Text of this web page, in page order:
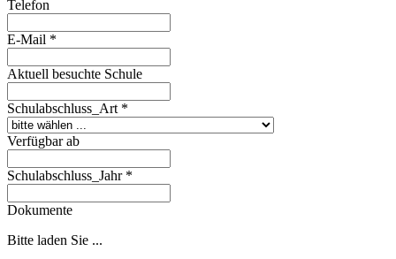
Telefon
E-Mail *
Aktuell besuchte Schule
Schulabschluss_Art *
Verfügbar ab
Schulabschluss_Jahr *
Dokumente
Bitte laden Sie ...